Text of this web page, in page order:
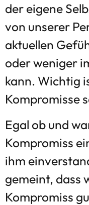
der eigene
von unserer
aktuellen
oder weniger
kann. Wichtig
Kompromisse
Egal ob und
Kompromiss
ihm
gemeint, dass
Kompromiss